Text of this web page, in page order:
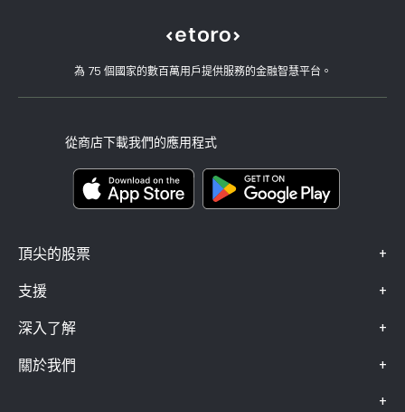
為 75 個國家的數百萬用戶提供服務的金融智慧平台。
從商店下載我們的應用程式
頂尖的股票 +
支援 +
用戶端漏洞
深入了解 +
關於我們 +
我們的辦事處
+
風險揭露
關鍵資訊文件
投訴資料（FCA 客戶）
投資保險